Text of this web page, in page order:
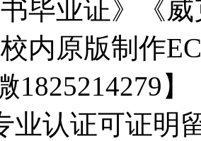
毕业证》《
内原版制作
1825214279】
业认证可证明